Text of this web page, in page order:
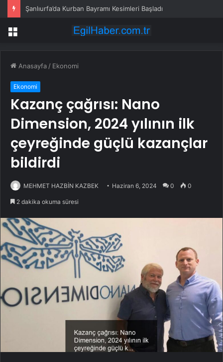
Şanlıurfa’da Kurban Bayramı Kesimleri Başladı
Menü
Anasayfa / Ekonomi
Ekonomi
Kazanç çağrısı: Nano
Dimension, 2024 yılının ilk
çeyreğinde güçlü kazançlar
bildirdi
MEHMET HAZBİN KAZBEK Haziran 6, 2024 0 0
2 dakika okuma süresi